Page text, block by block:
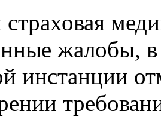
жалобы,
инстанции